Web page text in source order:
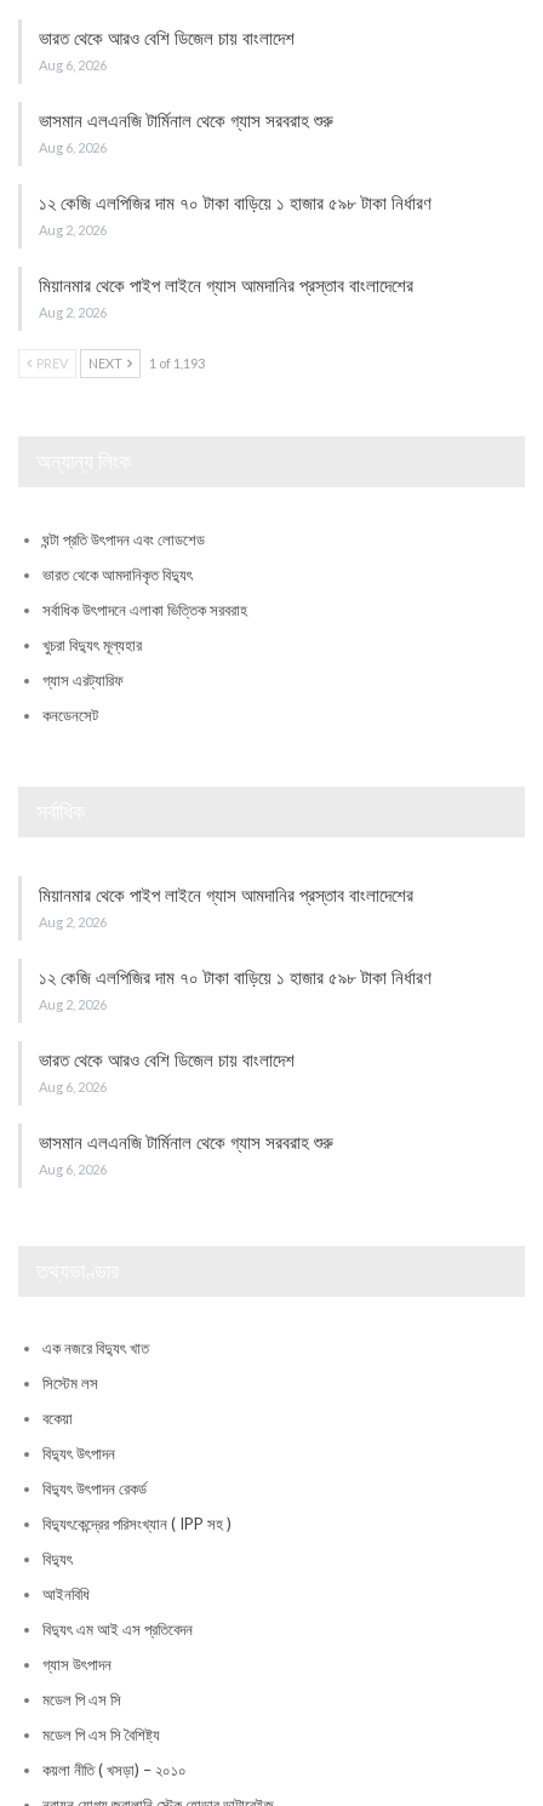
ভারত থেকে আরও বেশি ডিজেল চায় বাংলাদেশ
Aug 6, 2026
ভাসমান এলএনজি টার্মিনাল থেকে গ্যাস সরবরাহ শুরু
Aug 6, 2026
১২ কেজি এলপিজির দাম ৭০ টাকা বাড়িয়ে ১ হাজার ৫৯৮ টাকা নির্ধারণ
Aug 2, 2026
মিয়ানমার থেকে পাইপ লাইনে গ্যাস আমদানির প্রস্তাব বাংলাদেশের
Aug 2, 2026
PREV NEXT 1 of 1,193
ঘন্টা প্রতি উৎপাদন এবং লোডশেড
ভারত থেকে আমদানিকৃত বিদ্যুৎ
সর্বাধিক উৎপাদনে এলাকা ভিত্তিক সরবরাহ
খুচরা বিদ্যুৎ মূল্যহার
গ্যাস এরট্যারিফ
কনডেনসেট
মিয়ানমার থেকে পাইপ লাইনে গ্যাস আমদানির প্রস্তাব বাংলাদেশের
Aug 2, 2026
১২ কেজি এলপিজির দাম ৭০ টাকা বাড়িয়ে ১ হাজার ৫৯৮ টাকা নির্ধারণ
Aug 2, 2026
ভারত থেকে আরও বেশি ডিজেল চায় বাংলাদেশ
Aug 6, 2026
ভাসমান এলএনজি টার্মিনাল থেকে গ্যাস সরবরাহ শুরু
Aug 6, 2026
এক নজরে বিদ্যুৎ খাত
সিস্টেম লস
বকেয়া
বিদ্যুৎ উৎপাদন
বিদ্যুৎ উৎপাদন রেকর্ড
বিদ্যুৎকেন্দ্রের পরিসংখ্যান ( IPP সহ )
বিদ্যুৎ
আইনবিধি
বিদ্যুৎ এম আই এস প্রতিবেদন
গ্যাস উৎপাদন
মডেল পি এস সি
মডেল পি এস সি বৈশিষ্ট্য
কয়লা নীতি ( খসড়া) – ২০১০